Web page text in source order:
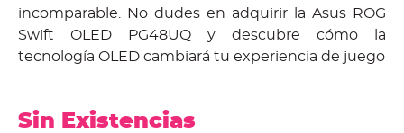
incomparable. No dudes en adquirir la Asus ROG
Swift OLED PG48UQ y descubre cómo la
tecnología OLED cambiará tu experiencia de juego
Sin Existencias